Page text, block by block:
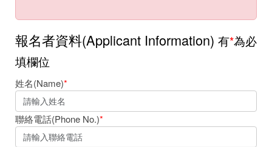
報名者資料(Applicant Information) 有*為必
填欄位
姓名(Name)*
聯絡電話(Phone No.)*